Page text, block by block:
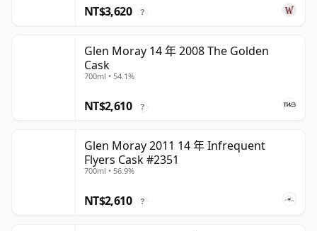
NT$3,620 ?
Glen Moray 14 年 2008 The Golden
Cask
700ml • 54.1%
NT$2,610 ?
Glen Moray 2011 14 年 Infrequent
Flyers Cask #2351
700ml • 56.9%
NT$2,610 ?